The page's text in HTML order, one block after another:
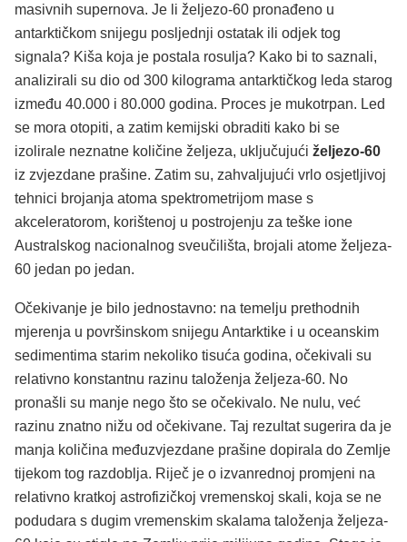
masivnih supernova. Je li željezo-60 pronađeno u
antarktičkom snijegu posljednji ostatak ili odjek tog
signala? Kiša koja je postala rosulja? Kako bi to saznali,
analizirali su dio od 300 kilograma antarktičkog leda starog
između 40.000 i 80.000 godina. Proces je mukotrpan. Led
se mora otopiti, a zatim kemijski obraditi kako bi se
izolirale neznatne količine željeza, uključujući željezo-60
iz zvjezdane prašine. Zatim su, zahvaljujući vrlo osjetljivoj
tehnici brojanja atoma spektrometrijom mase s
akceleratorom, korištenoj u postrojenju za teške ione
Australskog nacionalnog sveučilišta, brojali atome željeza-
60 jedan po jedan.
Očekivanje je bilo jednostavno: na temelju prethodnih
mjerenja u površinskom snijegu Antarktike i u oceanskim
sedimentima starim nekoliko tisuća godina, očekivali su
relativno konstantnu razinu taloženja željeza-60. No
pronašli su manje nego što se očekivalo. Ne nulu, već
razinu znatno nižu od očekivane. Taj rezultat sugerira da je
manja količina međuzvjezdane prašine dopirala do Zemlje
tijekom tog razdoblja. Riječ je o izvanrednoj promjeni na
relativno kratkoj astrofizičkoj vremenskoj skali, koja se ne
podudara s dugim vremenskim skalama taloženja željeza-